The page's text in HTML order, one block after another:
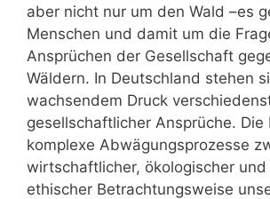
aber nicht nur um den Wald –es
Menschen und damit um die
Ansprüchen der Gesellschaft
Wäldern. In Deutschland stehen
wachsendem Druck
gesellschaftlicher Ansprüche. Die
komplexe Abwägungsprozesse
wirtschaftlicher, ökologischer
ethischer Betrachtungsweise